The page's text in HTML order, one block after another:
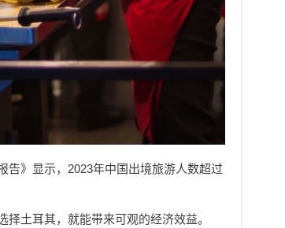
告》显示，2023年中国出境旅游人数超过
土耳其，就能带来可观的经济效益。